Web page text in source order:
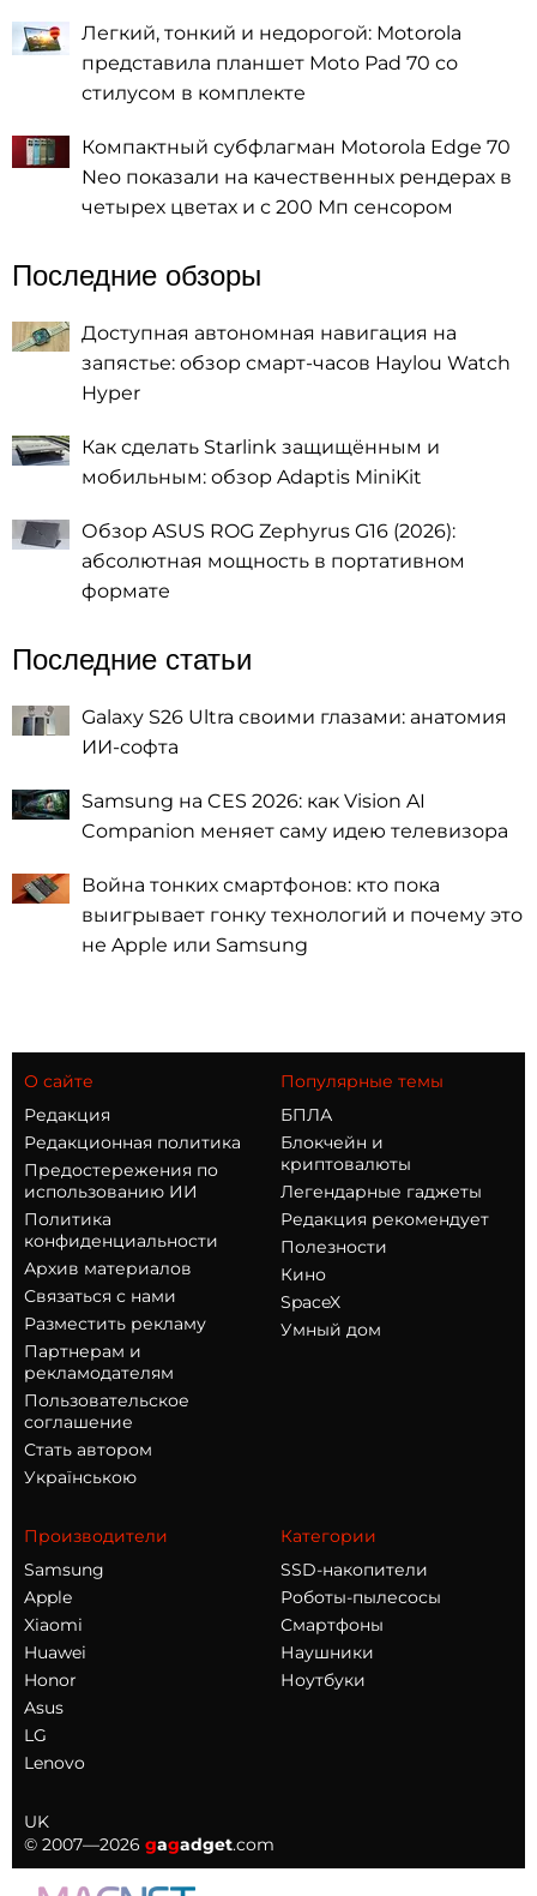
Легкий, тонкий и недорогой: Motorola
представила планшет Moto Pad 70 со
стилусом в комплекте
Компактный субфлагман Motorola Edge 70
Neo показали на качественных рендерах в
четырех цветах и с 200 Мп сенсором
Последние обзоры
Доступная автономная навигация на
запястье: обзор смарт-часов Haylou Watch
Hyper
Как сделать Starlink защищённым и
мобильным: обзор Adaptis MiniKit
Обзор ASUS ROG Zephyrus G16 (2026):
абсолютная мощность в портативном
формате
Последние статьи
Galaxy S26 Ultra своими глазами: анатомия
ИИ-софта
Samsung на CES 2026: как Vision AI
Companion меняет саму идею телевизора
Война тонких смартфонов: кто пока
выигрывает гонку технологий и почему это
не Apple или Samsung
О сайте
Редакция
Редакционная политика
Предостережения по
использованию ИИ
Политика
конфиденциальности
Архив материалов
Связаться с нами
Разместить рекламу
Партнерам и
рекламодателям
Пользовательское
соглашение
Стать автором
Українською
Популярные темы
БПЛА
Блокчейн и
криптовалюты
Легендарные гаджеты
Редакция рекомендует
Полезности
Кино
SpaceX
Умный дом
Производители
Samsung
Apple
Xiaomi
Huawei
Honor
Asus
LG
Lenovo
Категории
SSD-накопители
Роботы-пылесосы
Смартфоны
Наушники
Ноутбуки
UK
© 2007—2026 gagadget.com